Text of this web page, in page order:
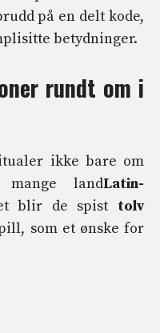
på en delt kode,
betydninger.
rundt om i
ikke bare om
landLatin-
blir de spist tolv
som et ønske for